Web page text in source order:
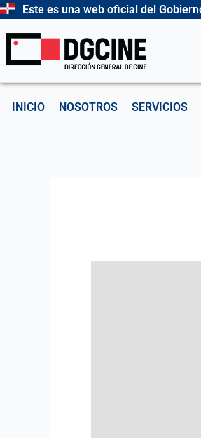
Ir
contenido
Este es una web oficial del
INICIO NOSOTROS SERVICIOS